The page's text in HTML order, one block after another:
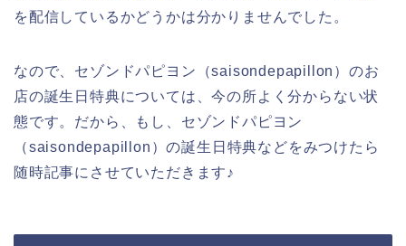
を配信しているかどうかは分かりませんでした。
なので、セゾンドパピヨン（saisondepapillon）のお
店の誕生日特典については、今の所よく分からない状
態です。だから、もし、セゾンドパピヨン
（saisondepapillon）の誕生日特典などをみつけたら
随時記事にさせていただきます♪